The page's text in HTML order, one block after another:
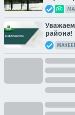
района!